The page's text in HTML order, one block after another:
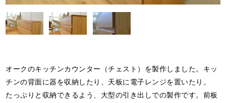
オークのキッチンカウンター（チェスト）を製作しました。キッ
チンの背面に器を収納したり、天板に電子レンジを置いたり。
たっぷりと収納できるよう、大型の引き出しでの製作です。前板